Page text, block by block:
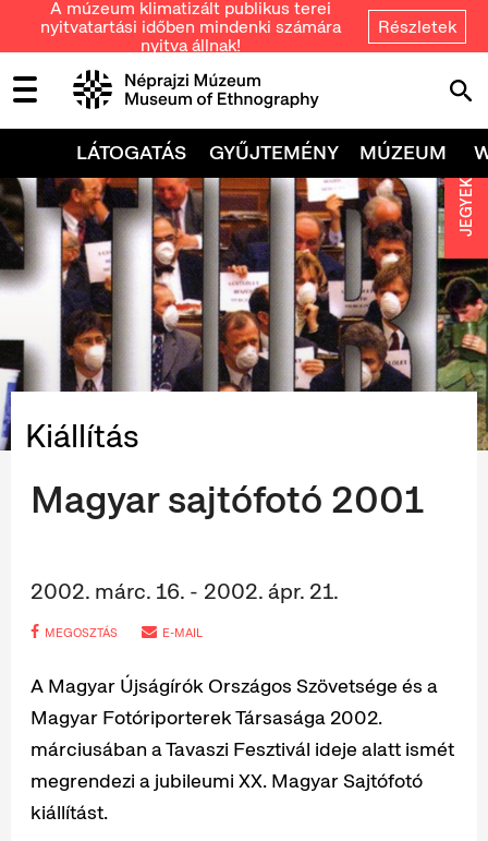
A múzeum klimatizált publikus terei
nyitvatartási időben mindenki számára
nyitva állnak!
Részletek
LÁTOGATÁS GYŰJTEMÉNY MÚZEUM
Kiállítás
Magyar sajtófotó 2001
2002. márc. 16. - 2002. ápr. 21.
MEGOSZTÁS E-MAIL
A Magyar Újságírók Országos Szövetsége és a
Magyar Fotóriporterek Társasága 2002.
márciusában a Tavaszi Fesztivál ideje alatt ismét
megrendezi a jubileumi XX. Magyar Sajtófotó
kiállítást.
JEGYEK